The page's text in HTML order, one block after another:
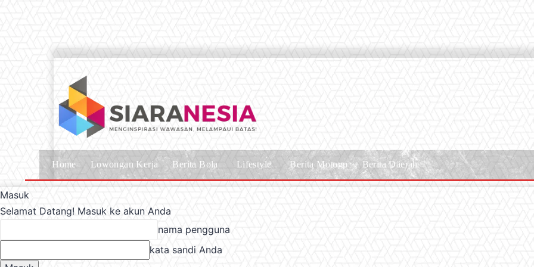
Home Lowongan Kerja Berita Bola Lifestyle Berita Motogp Berita Daerah
Masuk
Selamat Datang! Masuk ke akun Anda
nama pengguna
kata sandi Anda